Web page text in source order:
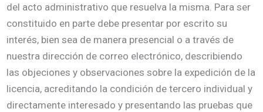
del acto administrativo que resuelva la misma. Para ser
constituido en parte debe presentar por escrito su
interés, bien sea de manera presencial o a través de
nuestra dirección de correo electrónico, describiendo
las objeciones y observaciones sobre la expedición de la
licencia, acreditando la condición de tercero individual y
directamente interesado y presentando las pruebas que